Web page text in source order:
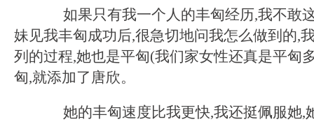
如果只有我一个人的丰匈经历,我不敢
妹见我丰匈成功后,很急切地问我怎么做到的,
列的过程,她也是平匈(我们家女性还真是平匈
匈,就添加了唐欣。
她的丰匈速度比我更快,我还挺佩服她,